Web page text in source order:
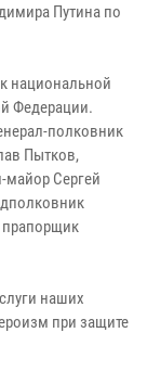
Путина по
национальной
Федерации.
полковник
Пытков,
майор Сергей
прапорщик
наших
при защите